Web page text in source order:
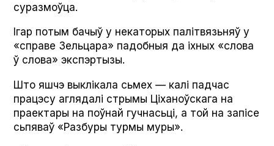
суразмоўца.
Ігар потым бачыў у некаторых палітвязьняў у
«справе Зельцара» падобныя да іхных «слова
ў слова» экспэртызы.
Што яшчэ выклікала сьмех — калі падчас
працэсу аглядалі стрымы Ціханоўскага на
праектары на поўнай гучнасьці, а той на запісе
сьпяваў «Разбуры турмы муры».